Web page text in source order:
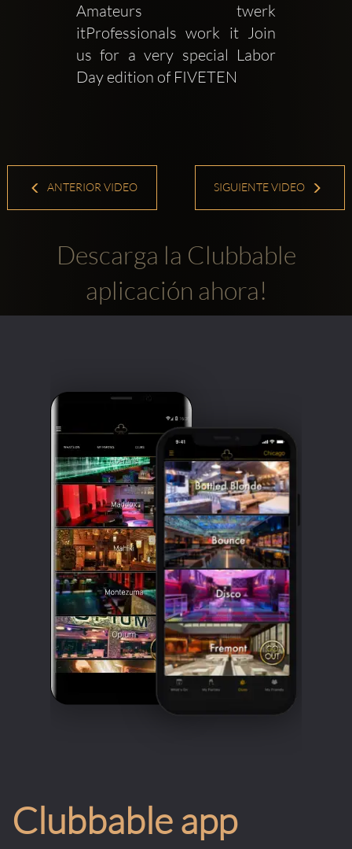
Amateurs twerk
itProfessionals work it Join
us for a very special Labor
Day edition of FIVETEN
ANTERIOR VIDEO SIGUIENTE VIDEO
Descarga la Clubbable
aplicación ahora!
Clubbable app